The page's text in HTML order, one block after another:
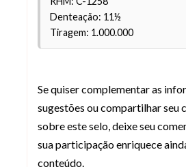
Denteação: 11½
Tiragem: 1.000.000
Se quiser complementar as
sugestões ou compartilhar seu
sobre este selo, deixe seu
sua participação enriquece
conteúdo.